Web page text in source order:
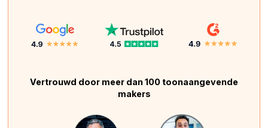
Vertrouwd door meer dan 100 toonaangevende
makers